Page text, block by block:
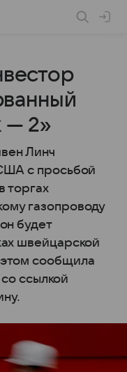
— 2»
Линч
с просьбой
торгах
газопроводу
будет
швейцарской
сообщила
ссылкой